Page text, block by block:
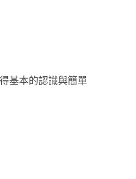
基本的認識與簡單